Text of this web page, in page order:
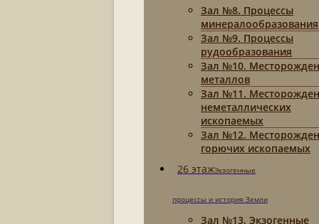
Зал №8. Процессы
минералообразования
Зал №9. Процессы
рудообразования
Зал №10.
металлов
Зал №11.
неметаллических
ископаемых
Зал №12.
горючих ископаемых
26 этажЭкзогенные
процессы и история Земли
Зал №13. Экзогенные